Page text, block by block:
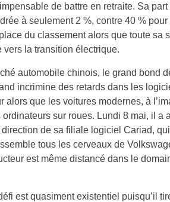
de battre en retraite. Sa
à seulement 2 %, contre 40 % pour
du classement alors que toute sa
vers la transition électrique.
automobile chinois, le grand bond
incrimine des retards dans les
alors que les voitures modernes, à
sur roues. Lundi 8 mai, il a
direction de sa filiale logiciel Cariad,
tous les cerveaux de
est même distancé dans le
est quasiment existentiel puisqu’il